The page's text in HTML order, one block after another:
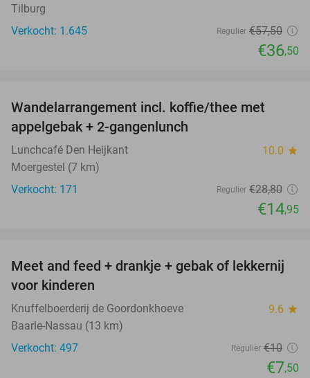
Tilburg
Verkocht: 1.645
Regulier €57,50
€36,50
Wandelarrangement incl. koffie/thee met
appelgebak + 2-gangenlunch
Lunchcafé Den Heijkant 10.0 star
Moergestel (7 km)
Verkocht: 171
Regulier €28,80
€14,95
25%
Meet and feed + drankje + gebak of lekkernij
voor kinderen
Knuffelboerderij de Goordonkhoeve 9.6 star
Baarle-Nassau (13 km)
Verkocht: 497
Regulier €10
€7,50